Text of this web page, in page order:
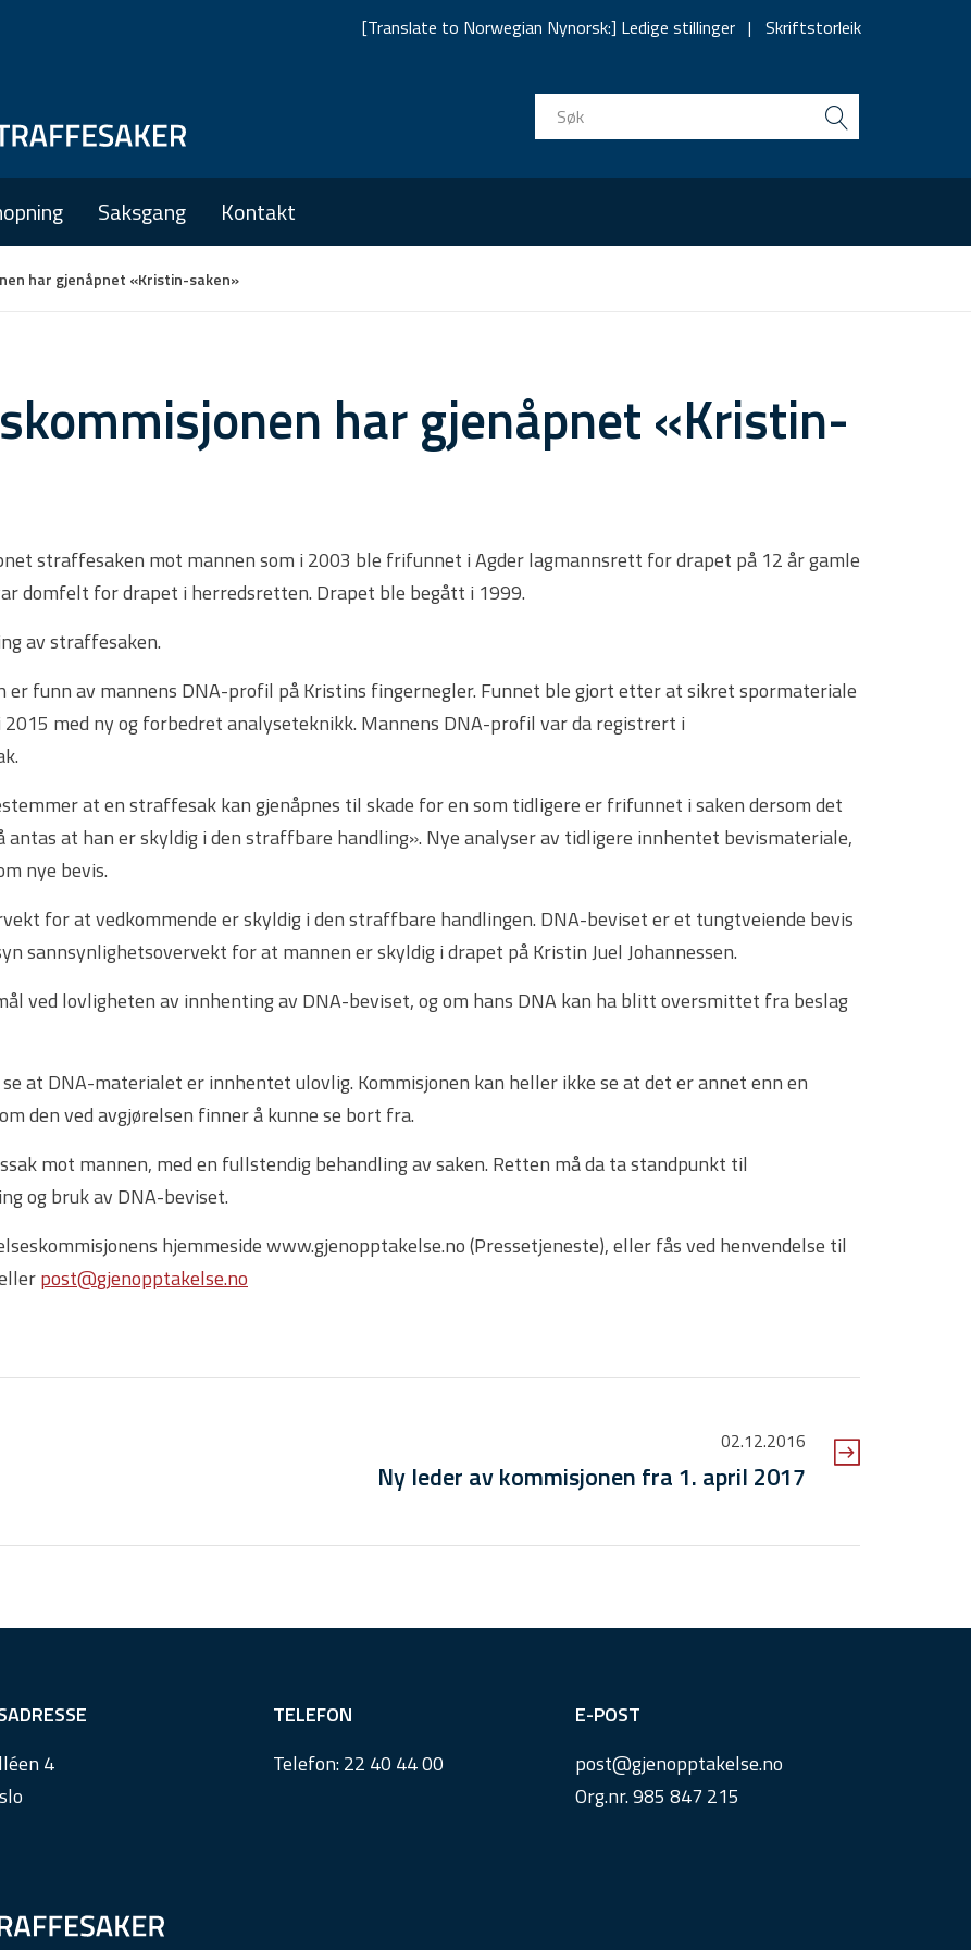
[Translate to Norwegian Nynorsk:] Ledige stillinger Skriftstorleik
Saksgang Kontakt
har gjenåpnet «Kristin-saken»
har gjenåpnet «Kristin-
straffesaken mot mannen som i 2003 ble frifunnet i Agder lagmannsrett for drapet på 12 år gamle
domfelt for drapet i herredsretten. Drapet ble begått i 1999.
av straffesaken.
funn av mannens DNA-profil på Kristins fingernegler. Funnet ble gjort etter at sikret spormateriale
med ny og forbedret analyseteknikk. Mannens DNA-profil var da registrert i
at en straffesak kan gjenåpnes til skade for en som tidligere er frifunnet i saken dersom det
at han er skyldig i den straffbare handling». Nye analyser av tidligere innhentet bevismateriale,
nye bevis.
for at vedkommende er skyldig i den straffbare handlingen. DNA-beviset er et tungtveiende bevis
sannsynlighetsovervekt for at mannen er skyldig i drapet på Kristin Juel Johannessen.
ved lovligheten av innhenting av DNA-beviset, og om hans DNA kan ha blitt oversmittet fra beslag
at DNA-materialet er innhentet ulovlig. Kommisjonen kan heller ikke se at det er annet enn en
den ved avgjørelsen finner å kunne se bort fra.
mot mannen, med en fullstendig behandling av saken. Retten må da ta standpunkt til
og bruk av DNA-beviset.
hjemmeside www.gjenopptakelse.no (Pressetjeneste), eller fås ved henvendelse til
post@gjenopptakelse.no
02.12.2016
Ny leder av kommisjonen fra 1. april 2017
4
TELEFON
Telefon:22 40 44 00
E-POST
post@gjenopptakelse.no
Org.nr. 985 847 215